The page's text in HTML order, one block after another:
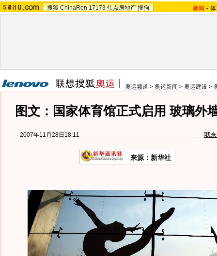
搜狐 ChinaRen 17173 焦点房地产 搜狗 新闻 -
奥运频道 > 奥运新闻 > 奥运建设 >
图文：国家体育馆正式启用 玻璃外
2007年11月28日18:11 [我
来源：新华社